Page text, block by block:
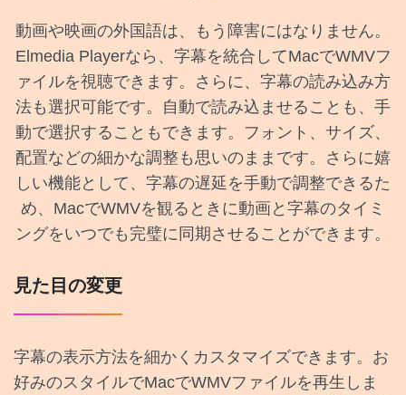
動画や映画の外国語は、もう障害にはなりません。
Elmedia Playerなら、字幕を統合してMacでWMVフ
ァイルを視聴できます。さらに、字幕の読み込み方
法も選択可能です。自動で読み込ませることも、手
動で選択することもできます。フォント、サイズ、
配置などの細かな調整も思いのままです。さらに嬉
しい機能として、字幕の遅延を手動で調整できるた
め、MacでWMVを観るときに動画と字幕のタイミ
ングをいつでも完璧に同期させることができます。
見た目の変更
字幕の表示方法を細かくカスタマイズできます。お
好みのスタイルでMacでWMVファイルを再生しま